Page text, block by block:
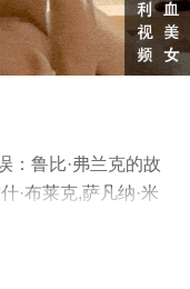
：鲁比·弗兰克的故
·布莱克,萨凡纳·米
彩演绎的加拿大电
电视猫或剧情网等